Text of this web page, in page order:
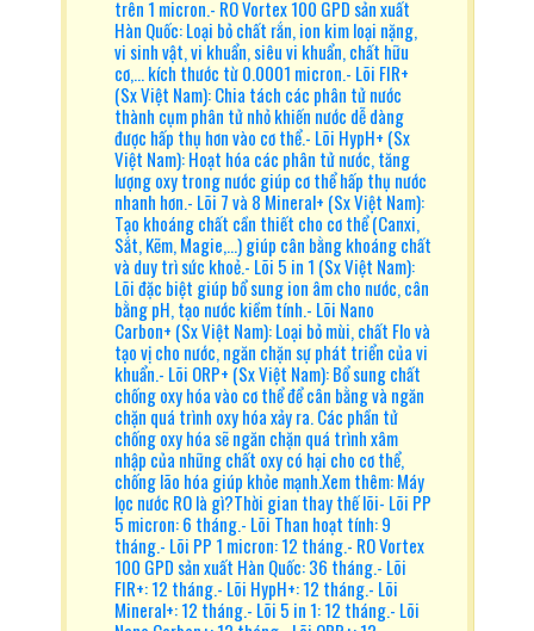
trên 1 micron.- RO Vortex 100 GPD sản xuất
Hàn Quốc: Loại bỏ chất rắn, ion kim loại nặng,
vi sinh vật, vi khuẩn, siêu vi khuẩn, chất hữu
cơ,... kích thước từ 0.0001 micron.- Lõi FIR+
(Sx Việt Nam): Chia tách các phân tử nước
thành cụm phân tử nhỏ khiến nước dễ dàng
được hấp thụ hơn vào cơ thể.- Lõi HypH+ (Sx
Việt Nam): Hoạt hóa các phân tử nước, tăng
lượng oxy trong nước giúp cơ thể hấp thụ nước
nhanh hơn.- Lõi 7 và 8 Mineral+ (Sx Việt Nam):
Tạo khoáng chất cần thiết cho cơ thể (Canxi,
Sắt, Kẽm, Magie,...) giúp cân bằng khoáng chất
và duy trì sức khoẻ.- Lõi 5 in 1 (Sx Việt Nam):
Lõi đặc biệt giúp bổ sung ion âm cho nước, cân
bằng pH, tạo nước kiềm tính.- Lõi Nano
Carbon+ (Sx Việt Nam): Loại bỏ mùi, chất Flo và
tạo vị cho nước, ngăn chặn sự phát triển của vi
khuẩn.- Lõi ORP+ (Sx Việt Nam): Bổ sung chất
chống oxy hóa vào cơ thể để cân bằng và ngăn
chặn quá trình oxy hóa xảy ra. Các phần tử
chống oxy hóa sẽ ngăn chặn quá trình xâm
nhập của những chất oxy có hại cho cơ thể,
chống lão hóa giúp khỏe mạnh.Xem thêm: Máy
lọc nước RO là gì?Thời gian thay thế lõi- Lõi PP
5 micron: 6 tháng.- Lõi Than hoạt tính: 9
tháng.- Lõi PP 1 micron: 12 tháng.- RO Vortex
100 GPD sản xuất Hàn Quốc: 36 tháng.- Lõi
FIR+: 12 tháng.- Lõi HypH+: 12 tháng.- Lõi
Mineral+: 12 tháng.- Lõi 5 in 1: 12 tháng.- Lõi